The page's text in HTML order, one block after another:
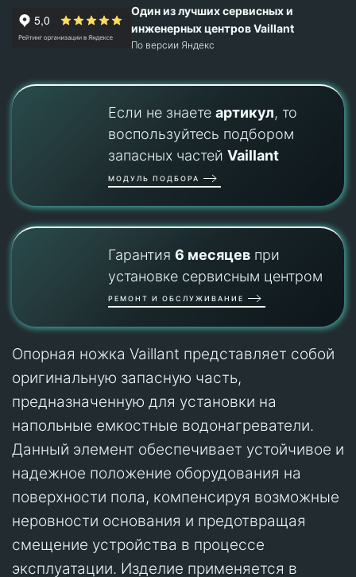
Один из лучших сервисных и
инженерных центров Vaillant
По версии Яндекс
Если не знаете артикул, то
воспользуйтесь подбором
запасных частей Vaillant
МОДУЛЬ ПОДБОРА
Гарантия 6 месяцевпри
установке сервисным центром
РЕМОНТ И ОБСЛУЖИВАНИЕ
Опорная ножка Vaillant представляет собой
оригинальную запасную часть,
предназначенную для установки на
напольные емкостные водонагреватели.
Данный элемент обеспечивает устойчивое и
надежное положение оборудования на
поверхности пола, компенсируя возможные
неровности основания и предотвращая
смещение устройства в процессе
эксплуатации. Изделие применяется в